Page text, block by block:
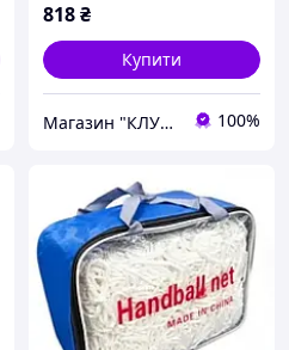
818₴
Купити
Магазин "КЛУБ МАНДРІВНИКІВ" 100%